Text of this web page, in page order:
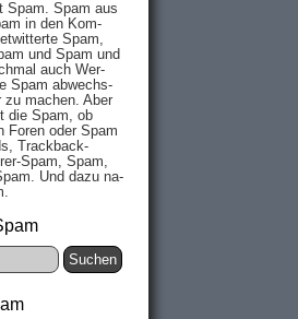
Spam. Spam aus
in den Kom­
Spam,
und Spam und
auch Wer­
Spam ab­wechs­
zu mach­en. Aber
die Spam, ob
Fo­ren oder Spam
Track­back-
Spam, Spam,
Und da­zu na­